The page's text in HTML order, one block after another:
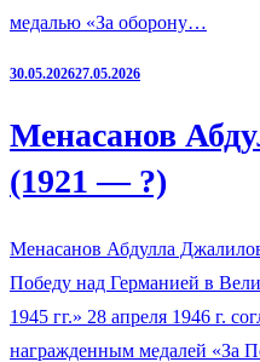
медалью «За оборону…
30.05.202627.05.2026
Менасанов
(1921 — ?)
Менасанов Абдулла
Победу над Германией в
1945 гг.» 28 апреля 1946 г.
награжденным медалей «За